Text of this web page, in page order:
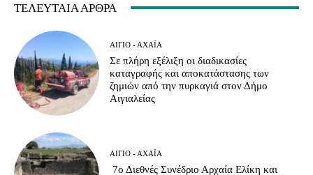
ΤΕΛΕΥΤΑΊΑ ΆΡΘΡΑ
ΑΊΓΙΟ - ΑΧΑΪ́Α
Σε πλήρη εξέλιξη οι διαδικασίες
καταγραφής και αποκατάστασης των
ζημιών από την πυρκαγιά στον Δήμο
Αιγιαλείας
ΑΊΓΙΟ - ΑΧΑΪ́Α
7ο Διεθνές Συνέδριο Αρχαία Ελίκη και